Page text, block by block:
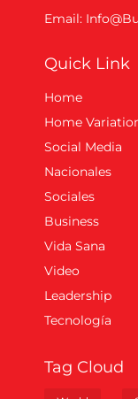
Email:
Quick Link
Home
Home
Social Media
Nacionales
Sociales
Business
Vida Sana
Video
Leadership
Tecnología
Tag Cloud